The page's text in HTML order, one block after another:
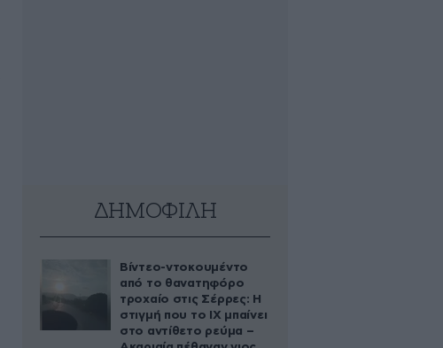
ΔΗΜΟΦΙΛΗ
Βίντεο-ντοκουμέντο
από το θανατηφόρο
τροχαίο στις Σέρρες: Η
στιγμή που το ΙΧ μπαίνει
στο αντίθετο ρεύμα –